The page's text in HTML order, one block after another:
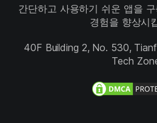
간단하고 사용하기 쉬운 앱을
경험을 향상시
40F Building 2, No. 530,
Tech
스토어
우리를 따르십시오